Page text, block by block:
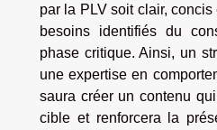
par la PLV soit clair,
besoins identifiés du
phase critique. Ainsi, un
une expertise en
saura créer un contenu
cible et renforcera la